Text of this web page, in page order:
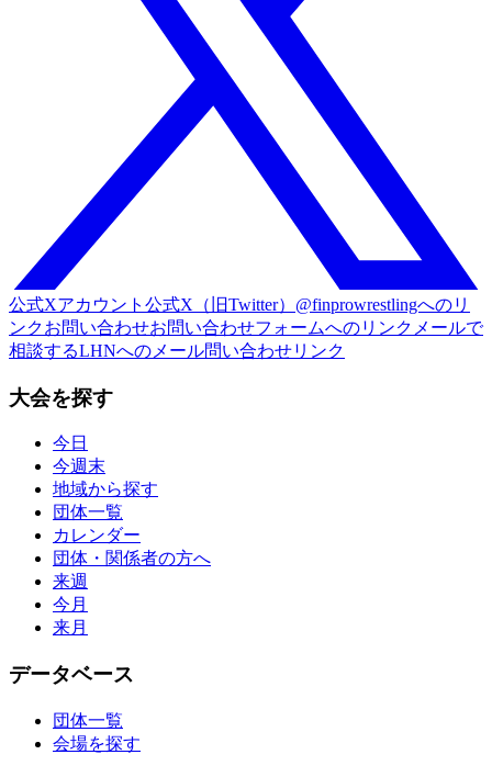
公式Xアカウント 公式X（旧Twitter）@finprowrestlingへのリ
ンクお問い合わせお問い合わせフォームへのリンク メールで
相談するLHNへのメール問い合わせリンク
大会を探す
今日
今週末
地域から探す
団体一覧
カレンダー
団体・関係者の方へ
来週
今月
来月
データベース
団体一覧
会場を探す